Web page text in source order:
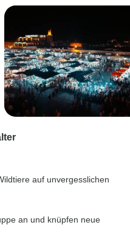
auf unvergesslichen
an und knüpfen neue